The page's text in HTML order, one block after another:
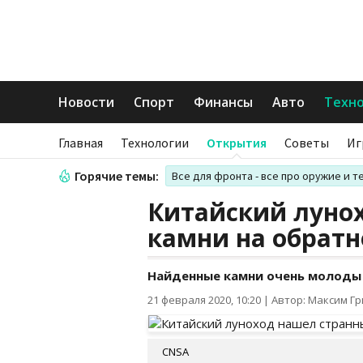
Новости Спорт Финансы Авто
Главная Технологии Открытия Советы
Горячие темы: Все для фронта - все про оружие и
Китайский
камни на
Найденные камни очень молоды
21 февраля 2020, 10:20 | Автор: Максим
CNSA